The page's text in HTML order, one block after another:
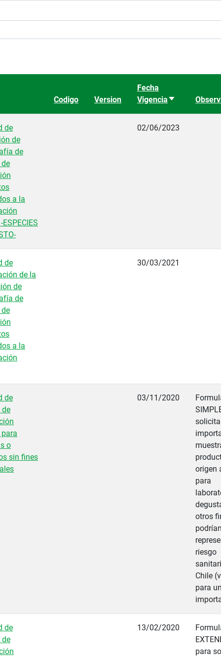
Codigo Version
Fecha
VigenciaOrdenar
de
de
de
a la
02/06/2023
de
de la
de
de
a la
30/03/2021
de
de
o
sin fines
03/11/2020
origen
para
otros
riesgo
Chile
para
de
de
13/02/2020
para